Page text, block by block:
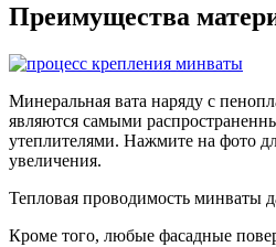
Преимущества
Минеральная вата наряду с
являются самыми
утеплителями. Нажмите на фото
увеличения.
Тепловая проводимость минваты
Кроме того, любые фасадные